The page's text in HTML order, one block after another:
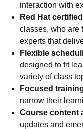
interaction with
Red Hat
classes, who are
experts that
Flexible
designed to fit
variety of class
Focused
narrow their
Course content
updates and